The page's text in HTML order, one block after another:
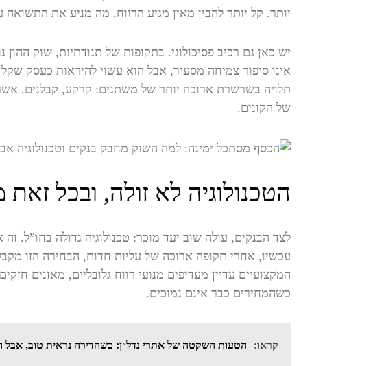
יותר. קל יותר להבין מאין מגיע הרווח, מה מניע את התשואה
יש כאן גם רכיב פסיכולוגי. בתקופות של תנודתיות, שוק
אינו סיפור צמיחה מסעיר, אבל הוא עשוי להיראות כעסק שקל
תלויה בשרשרת ארוכה יותר של משתנים: קרקע, קבלנים,
של הקונים.
הטכנולוגיה לא זולה, ובכל
לצד הבנקים, עולה שוב יעד מוכר: טכנולוגיה גדולה בחו”ל.
עכשיו, אחרי תקופה ארוכה של עליות חדות, הבחירה הזו
המקצועיים עדיין מעדיפים מנועי רווח גלובליים, מאזנים
כשהמחירים כבר אינם נמוכים.
קראו: הטעות השקטה של אתרי נדל״ן: כשהדירה נראית טוב, אבל